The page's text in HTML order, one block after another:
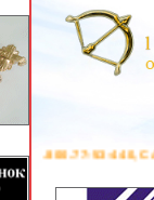
https://stanok-graver.ru